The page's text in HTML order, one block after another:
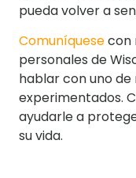
pueda volver a
Comuníquesecon
personales de
hablar con uno
experimentados.
ayudarle a
su vida.